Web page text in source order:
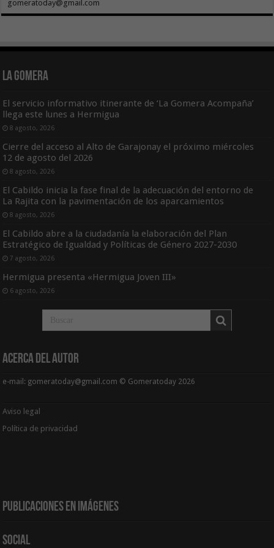
gomeratoday@gmail.com
La Gomera
El servicio informativo itinerante de ‘La Gomera Acompaña’
llega este lunes a Hermigua
8 agosto, 2026
Cierre del acceso al Alto de Garajonay el próximo miércoles
12 de agosto del 2026
8 agosto, 2026
El Cabildo inicia la fase final de la adecuación del entorno de
La Rajita con la pavimentación de los aparcamientos
8 agosto, 2026
El Cabildo abre a la ciudadanía la elaboración del Plan
Estratégico de Igualdad y Políticas de Género 2027-2030
7 agosto, 2026
Hermigua presenta «Hermigua Joven III»
6 agosto, 2026
Acerca del Autor
e-mail: gomeratoday@gmail.com © Gomeratoday 2026
Aviso legal
Política de privacidad
Publicaciones en Imágenes
Social